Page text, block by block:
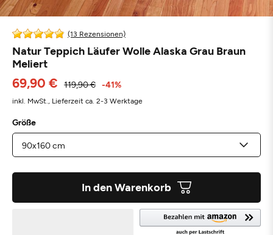
(13 Rezensionen)
Natur Teppich Läufer Wolle Alaska Grau Braun
Meliert
69,90 € 119,90 € -41%
inkl. MwSt., Lieferzeit ca. 2-3 Werktage
Größe
In den Warenkorb